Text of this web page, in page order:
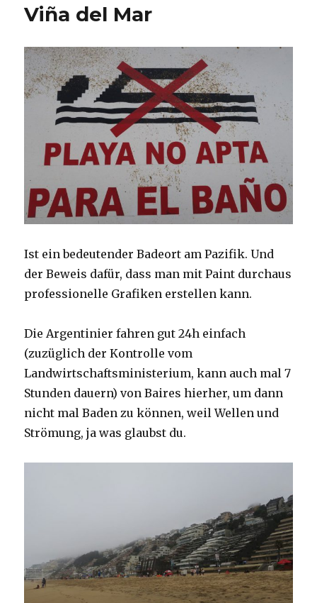
Viña del Mar
Ist ein bedeutender Badeort am Pazifik. Und
der Beweis dafür, dass man mit Paint durchaus
professionelle Grafiken erstellen kann.
Die Argentinier fahren gut 24h einfach
(zuzüglich der Kontrolle vom
Landwirtschaftsministerium, kann auch mal 7
Stunden dauern) von Baires hierher, um dann
nicht mal Baden zu können, weil Wellen und
Strömung, ja was glaubst du.